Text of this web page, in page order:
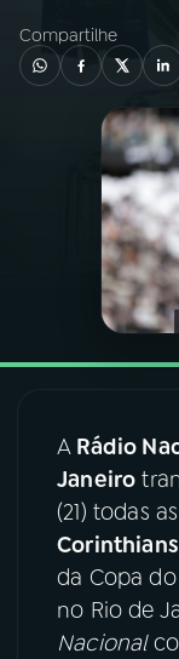
04
ÚLTIMAS
ACOMPANHE A
YouTube
Instagram
TikTok
Compartilhe
A Rádio
Janeiro
(21) todas
Corinthians
da Copa
no Rio de
Nacional